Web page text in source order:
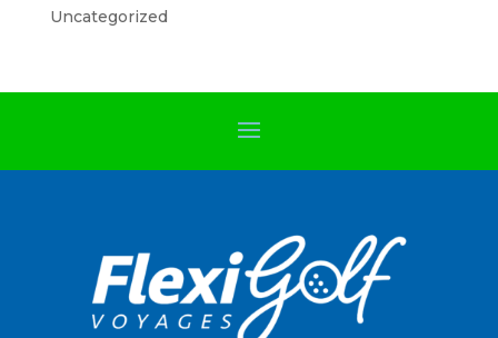
Uncategorized